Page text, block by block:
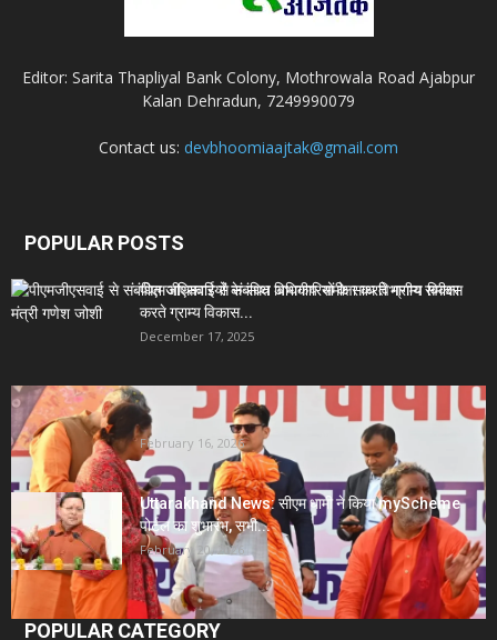
Editor: Sarita Thapliyal Bank Colony, Mothrowala Road Ajabpur
Kalan Dehradun, 7249990079
Contact us: devbhoomiaajtak@gmail.com
POPULAR POSTS
पीएमजीएसवाई से संबंधित अधिकारियों के साथ विभागीय समीक्षा
करते ग्राम्य विकास...
December 17, 2025
Uttarakhand News- सीएम धामी सख्त: जनता की समस्याओं
पर देरी बर्दाश्त...
February 16, 2026
Uttarakhand News: सीएम धामी ने किया myScheme
पोर्टल का शुभारंभ, सभी...
February 20, 2026
POPULAR CATEGORY